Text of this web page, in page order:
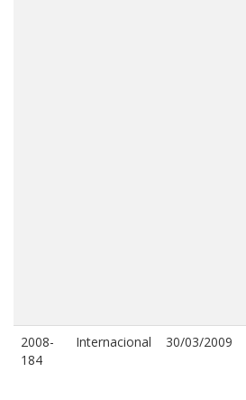
2008-
184
Internacional 30/03/2009